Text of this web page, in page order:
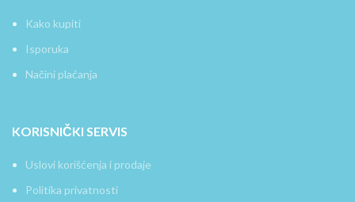
Kako kupiti
Isporuka
Načini plaćanja
KORISNIČKI SERVIS
Uslovi korišćenja i prodaje
Politika privatnosti